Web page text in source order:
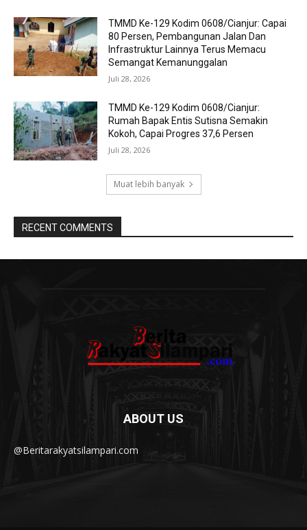
TMMD Ke-129 Kodim 0608/Cianjur: Capai
80 Persen, Pembangunan Jalan Dan
Infrastruktur Lainnya Terus Memacu
Semangat Kemanunggalan
Juli 28, 2026
TMMD Ke-129 Kodim 0608/Cianjur:
Rumah Bapak Entis Sutisna Semakin
Kokoh, Capai Progres 37,6 Persen
Juli 28, 2026
Muat lebih banyak
RECENT COMMENTS
ABOUT US
@Beritarakyatsilampari.com